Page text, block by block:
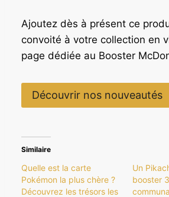
Ajoutez dès à présent ce
convoité à votre collection en
page dédiée au Booster
Découvrir nos nouveautés
Similaire
Quelle est la carte
Pokémon la plus chère ?
Découvrez les trésors les
Un
booster